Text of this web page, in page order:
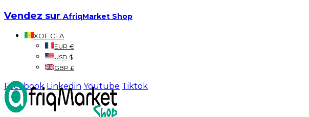
Vendez sur AfriqMarket Shop
XOF CFA
EUR €
USD $
GBP £
Facebook Linkedin Youtube Tiktok